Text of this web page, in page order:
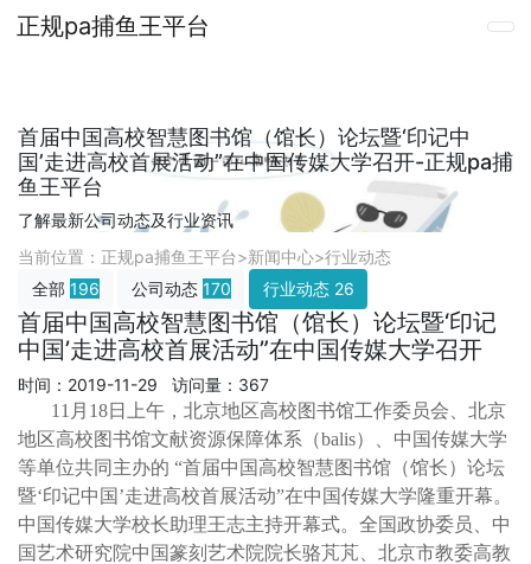
正规pa捕鱼王平台
首届中国高校智慧图书馆（馆长）论坛暨‘印记中
国’走进高校首展活动”在中国传媒大学召开-正规pa捕
鱼王平台
了解最新公司动态及行业资讯
当前位置： 正规pa捕鱼王平台>新闻中心>行业动态
全部 196 公司动态 170 行业动态 26
首届中国高校智慧图书馆（馆长）论坛暨‘印记
中国’走进高校首展活动”在中国传媒大学召开
时间：2019-11-29 访问量：367
11月18日上午，北京地区高校图书馆工作委员会、北京
地区高校图书馆文献资源保障体系（balis）、中国传媒大学
等单位共同主办的 “首届中国高校智慧图书馆（馆长）论坛
暨‘印记中国’走进高校首展活动”在中国传媒大学隆重开幕。
中国传媒大学校长助理王志主持开幕式。全国政协委员、中
国艺术研究院中国篆刻艺术院院长骆芃芃、北京市教委高教